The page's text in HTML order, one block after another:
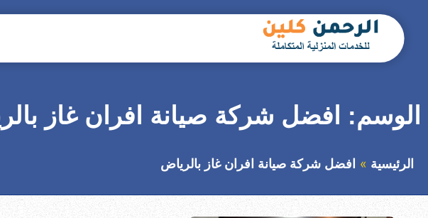
المحتوى
الوسم: افضل شركة صيانة افران غاز
الرئيسية افضل شركة صيانة افران غاز بالرياض